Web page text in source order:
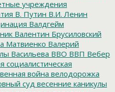
учреждения
В. Путин В.И. Ленин
Валдгейм
Валентин Брусиловский
Матвиенко Валерий
Васильева ВВО ВВП Вебер
социалистическая
война велодорожка
суд весенние каникулы